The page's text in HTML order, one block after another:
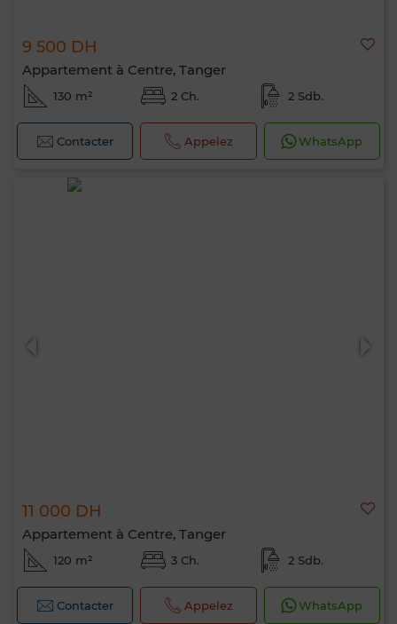
9 500 DH
Appartement à Centre, Tanger
130 m² 2 Ch. 2 Sdb.
Contacter Appelez WhatsApp
11 000 DH
Appartement à Centre, Tanger
120 m² 3 Ch. 2 Sdb.
Contacter Appelez WhatsApp